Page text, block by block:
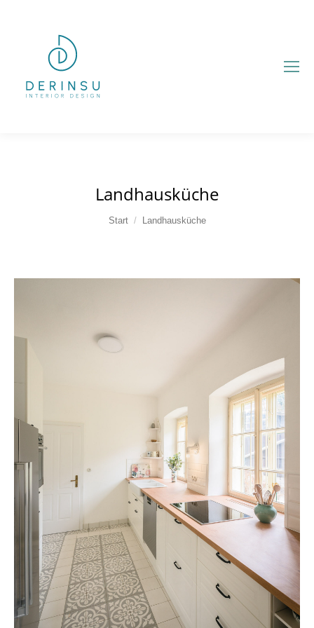
Landhausküche
Sie befinden sich hier:
Start Landhausküche